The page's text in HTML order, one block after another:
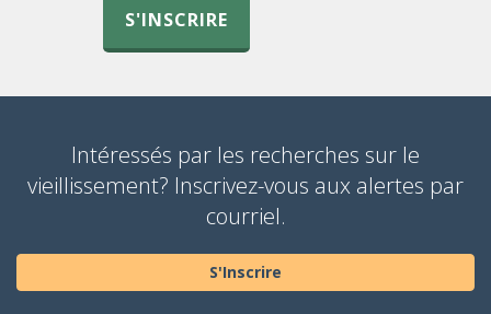
S'INSCRIRE
Intéressés par les recherches sur le
vieillissement? Inscrivez-vous aux alertes par
courriel.
S'Inscrire